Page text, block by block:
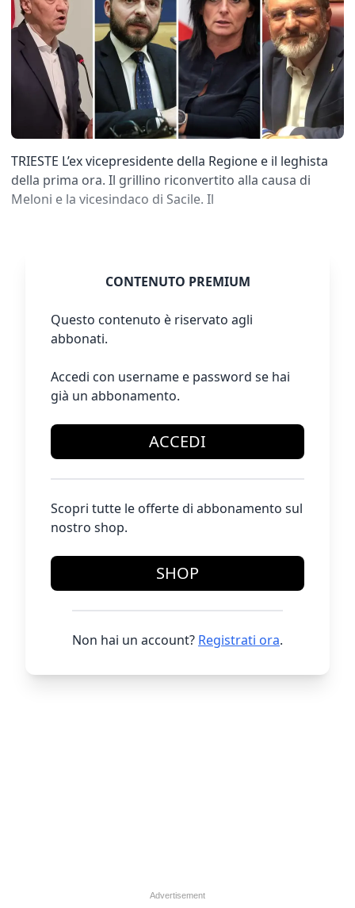
TRIESTE L’ex vicepresidente della Regione e il leghista
della prima ora. Il grillino riconvertito alla causa di
Meloni e la vicesindaco di Sacile. Il
CONTENUTO PREMIUM
Questo contenuto è riservato agli
abbonati.
Accedi con username e password se hai
già un abbonamento.
ACCEDI
Scopri tutte le offerte di abbonamento sul
nostro shop.
SHOP
Non hai un account? Registrati ora.